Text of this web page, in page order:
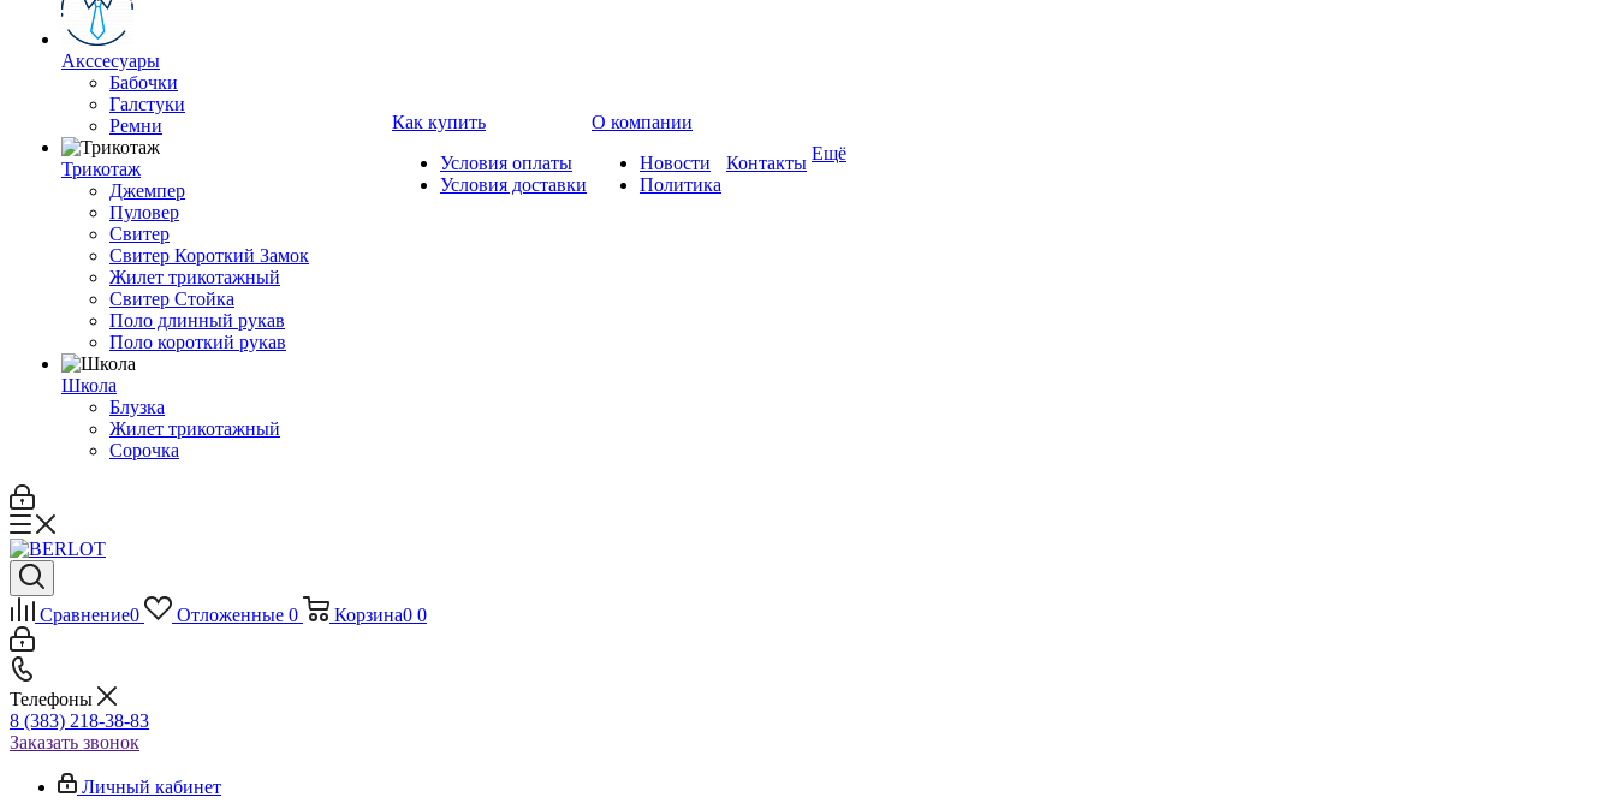
Акссесуары
Бабочки
Галстуки
Ремни
Трикотаж
Джемпер
Пуловер
Свитер
Свитер Короткий Замок
Жилет трикотажный
Свитер Стойка
Поло длинный рукав
Поло короткий рукав
Школа
Блузка
Жилет трикотажный
Сорочка
Как купить
Условия оплаты
Условия доставки
О компании
Новости
Политика
Контакты Ещё
Сравнение0 Отложенные 0 Корзина0 0
Телефоны
8 (383) 218-38-83
Заказать звонок
Личный кабинет